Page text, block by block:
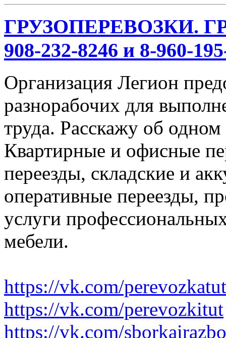
ГРУЗОПЕРЕВОЗКИ.
908-232-8246 и 8-960-
Организация Легион
разнорабочих для
труда. Расскажу об
Квартирные и офисные
переезды, складские и
оперативные переезды,
услуги
мебели.
https://vk.com/perevozkatut
https://vk.com/perevozkitut
https://vk.com/